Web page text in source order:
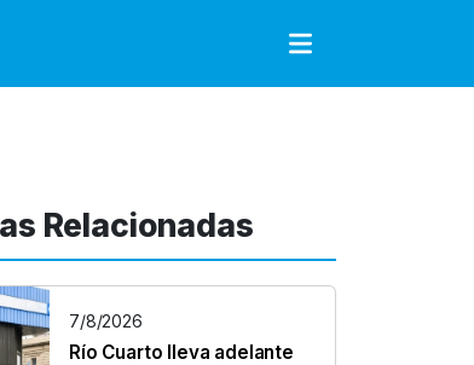
Relacionadas
7/8/2026
Río Cuarto lleva adelante